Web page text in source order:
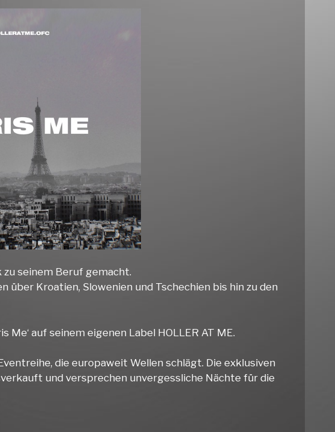
zu seinem Beruf gemacht.
über Kroatien, Slowenien und Tschechien bis hin zu den
Me‘ auf seinem eigenen Label HOLLER AT ME.
die europaweit Wellen schlägt. Die exklusiven
und versprechen unvergessliche Nächte für die